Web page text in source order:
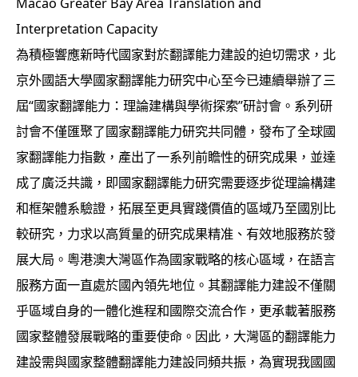
Interpretation Capacity
為積極響應新時代國家對於翻譯能力建設的迫切需求，北
京外國語大學國家翻譯能力研究中心至今已連續舉辦了三
屆“國家翻譯能力：理論建構與學術探索”研討會。系列研
討會不僅匯聚了國家翻譯能力研究共同體，發布了全球國
家翻譯能力指數，產出了一系列前瞻性的研究成果，並達
成了廣泛共識，即國家翻譯能力研究需要逐步從理論構建
和框架體系驗證，拓展至更具實踐價值的區域乃至國別比
較研究，力求以高質量的研究成果精准、有效地服務於發
展大局。粵港澳大灣區作為國家戰略的核心區域，在語言
服務方面一直處於國內領先地位。其翻譯能力建設不僅關
乎區域自身的一體化進程和國際交流合作，更承載著服務
國家整體發展戰略的重要使命。因此，大灣區的翻譯能力
建設需與國家整體翻譯能力建設同頻共振，為實現我國國